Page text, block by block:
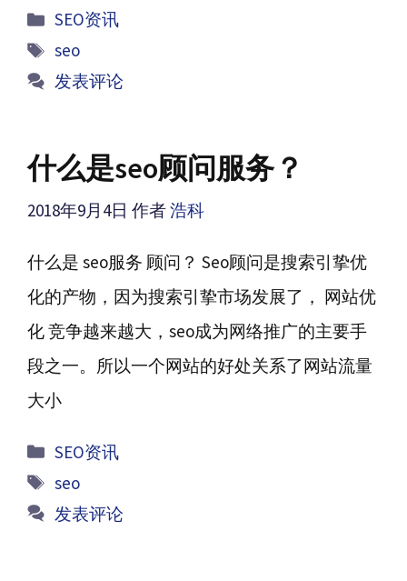
分
SEO资讯
标
签
seo
发表评论
什么是seo顾问服务？
2018年9月4日 作者浩科
什么是 seo服务 顾问？ Seo顾问是搜索引挚优
化的产物，因为搜索引挚市场发展了， 网站优
化 竞争越来越大，seo成为网络推广的主要手
段之一。所以一个网站的好处关系了网站流量
大小
分
SEO资讯
标
签
seo
发表评论